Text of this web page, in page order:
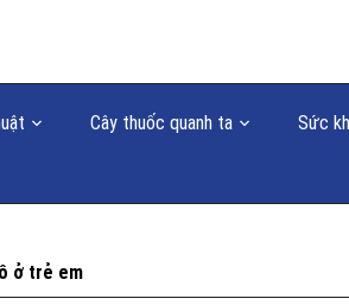
Cây thuốc quanh ta Sức
ở trẻ em